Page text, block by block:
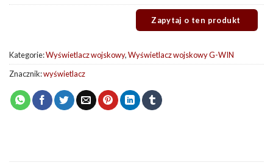
Kategorie:Wyświetlacz wojskowy,Wyświetlacz wojskowy G-WIN
Znacznik:wyświetlacz